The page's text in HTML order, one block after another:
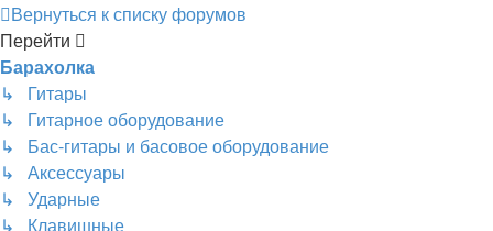
Вернуться к списку форумов
Перейти
Барахолка
↳ Гитары
↳ Гитарное оборудование
↳ Бас-гитары и басовое оборудование
↳ Аксессуары
↳ Ударные
↳ Клавишные